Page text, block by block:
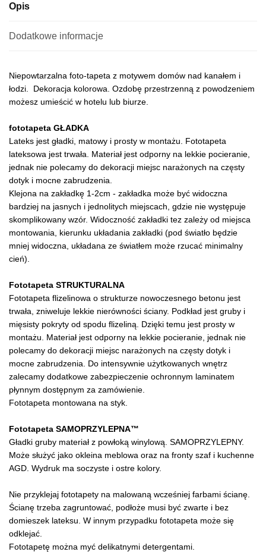
Opis
Dodatkowe informacje
Niepowtarzalna foto-tapeta z motywem domów nad kanałem i
łodzi. Dekoracja kolorowa. Ozdobę przestrzenną z powodzeniem
możesz umieścić w hotelu lub biurze.
fototapeta GŁADKA
Lateks jest gładki, matowy i prosty w montażu. Fototapeta
lateksowa jest trwała. Materiał jest odporny na lekkie pocieranie,
jednak nie polecamy do dekoracji miejsc narażonych na częsty
dotyk i mocne zabrudzenia.
Klejona na zakładkę 1-2cm - zakładka może być widoczna
bardziej na jasnych i jednolitych miejscach, gdzie nie występuje
skomplikowany wzór. Widoczność zakładki tez zależy od miejsca
montowania, kierunku układania zakładki (pod światło będzie
mniej widoczna, układana ze światłem może rzucać minimalny
cień).
Fototapeta STRUKTURALNA
Fototapeta flizelinowa o strukturze nowoczesnego betonu jest
trwała, zniweluje lekkie nierówności ściany. Podkład jest gruby i
mięsisty pokryty od spodu flizeliną. Dzięki temu jest prosty w
montażu. Materiał jest odporny na lekkie pocieranie, jednak nie
polecamy do dekoracji miejsc narażonych na częsty dotyk i
mocne zabrudzenia. Do intensywnie użytkowanych wnętrz
zalecamy dodatkowe zabezpieczenie ochronnym laminatem
płynnym dostępnym za zamówienie.
Fototapeta montowana na styk.
Fototapeta SAMOPRZYLEPNA™
Gładki gruby materiał z powłoką winylową. SAMOPRZYLEPNY.
Może służyć jako okleina meblowa oraz na fronty szaf i kuchenne
AGD. Wydruk ma soczyste i ostre kolory.
Nie przyklejaj fototapety na malowaną wcześniej farbami ścianę.
Ścianę trzeba zagruntować, podłoże musi być zwarte i bez
domieszek lateksu. W innym przypadku fototapeta może się
odklejać.
Fototapetę można myć delikatnymi detergentami.